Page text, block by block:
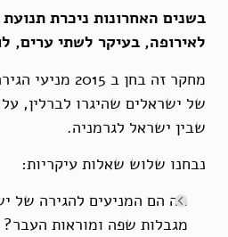
בשנים האחרונות ניכרת
לאירופה, בעיקר לשתי ערים,
מחקר זה בחן ב
של ישראלים שהיגרו לברלין,
שבין ישראל לגרמניה.
נבחנו שלוש שאלות עיקריות:
מה הם המניעים להגירה של
מגבלות שפה ומוראות העבר?